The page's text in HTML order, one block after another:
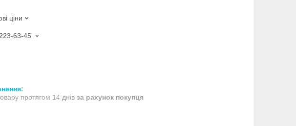
ціни
63-45
протягом 14 днів за рахунок покупця